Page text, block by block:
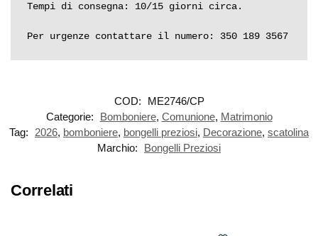
Tempi di consegna: 10/15 giorni circa.
Per urgenze contattare il numero: 350 189 3567
COD:
ME2746/CP
Categorie:
Bomboniere, Comunione, Matrimonio
Tag:
2026, bomboniere, bongelli preziosi, Decorazione, scatolina
Marchio:
Bongelli Preziosi
Correlati